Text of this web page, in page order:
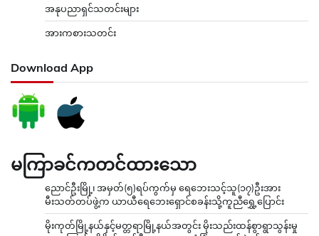
အနုပညာရှင်သတင်းများ
အားကစားသတင်း
Download App
မကြာခင်ကတင်ထားသော
ညောင်ဦးမြို့၊ အမှတ်(၅)ရပ်ကွက်မှ ရေဘေးသင့်သူ(၁၇)ဦးအား
မီးသတ်တပ်ဖွဲ့က ယာယီရေဘေးရှောင်စခန်းသို့ကူညီရွှေ့ပြောင်း
မိုးကုတ်မြို့နယ်နှင့်မတ္တရာမြို့နယ်အတွင်း မိုးသည်းထန်စွာရွာသွန်းမှု